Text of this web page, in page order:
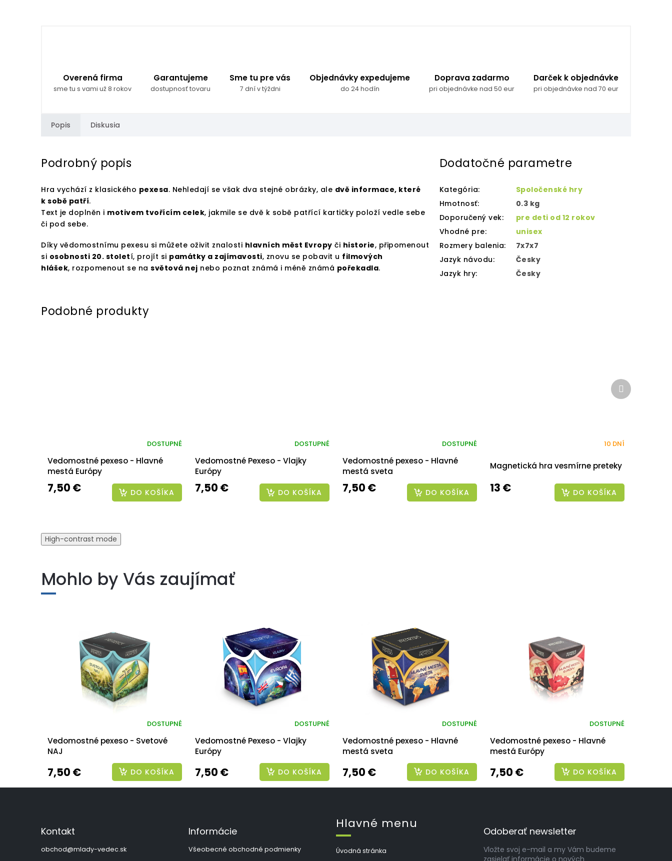
Overená firma
sme tu s vami už 8 rokov
Garantujeme
dostupnosť tovaru
Sme tu pre vás
7 dní v týždni
Objednávky expedujeme
do 24 hodín
Doprava zadarmo
pri objednávke nad 50 eur
Darček k objednávke
pri objednávke nad 70 eur
Popis Diskusia
Podrobný popis
Hra vychází z klasického pexesa. Nehledají se však dva stejné obrázky, ale dvě informace, které
k sobě patří.
Text je doplněn i motivem tvořícím celek, jakmile se dvě k sobě patřící kartičky položí vedle sebe
či pod sebe.
Díky vědomostnímu pexesu si můžete oživit znalosti hlavních měst Evropy či historie, připomenout
si osobnosti 20. století, projít si památky a zajímavosti, znovu se pobavit u filmových
hlášek, rozpomenout se na světová nej nebo poznat známá i méně známá pořekadla.
Dodatočné parametre
Kategória:
Spoločenské hry
Hmotnosť:
0.3 kg
Doporučený vek:
pre deti od 12 rokov
Vhodné pre:
unisex
Rozmery balenia:
7x7x7
Jazyk návodu:
Česky
Jazyk hry: Česky
Vedomostné pexeso - Hlavné
mestá Európy
DOSTUPNÉ
7,50 € DO KOŠÍKA
Vedomostné Pexeso - Vlajky
Európy
DOSTUPNÉ
7,50 € DO KOŠÍKA
Vedomostné pexeso - Hlavné
mestá sveta
DOSTUPNÉ
7,50 € DO KOŠÍKA
Magnetická hra vesmírne preteky
10 DNÍ
13 € DO KOŠÍKA
Ďalší
produkt
High-contrast mode
Mohlo by Vás zaujímať
Vedomostné pexeso - Svetové
NAJ
DOSTUPNÉ
7,50 € DO KOŠÍKA
Vedomostné Pexeso - Vlajky
Európy
DOSTUPNÉ
7,50 € DO KOŠÍKA
Vedomostné pexeso - Hlavné
mestá sveta
DOSTUPNÉ
7,50 € DO KOŠÍKA
Vedomostné pexeso - Hlavné
mestá Európy
DOSTUPNÉ
7,50 € DO KOŠÍKA
Kontakt
obchod@mlady-vedec.sk
Informácie
Všeobecné obchodné podmienky
Hlavné menu
Úvodná stránka
Odoberať newsletter
Vložte svoj e-mail a my Vám budeme
zasielať informácie o nových